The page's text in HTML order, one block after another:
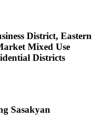
District, Eastern
Mixed Use
Districts
Sasakyan